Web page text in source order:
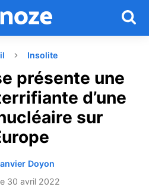
Insolite
présente une
d’une
sur
Doyon
30 avril 2022